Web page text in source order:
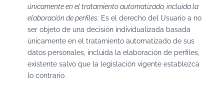
únicamente en el tratamiento automatizado, incluida la
elaboración de perfiles:Es el derecho del Usuario a no
ser objeto de una decisión individualizada basada
únicamente en el tratamiento automatizado de sus
datos personales, incluida la elaboración de perfiles,
existente salvo que la legislación vigente establezca
lo contrario.